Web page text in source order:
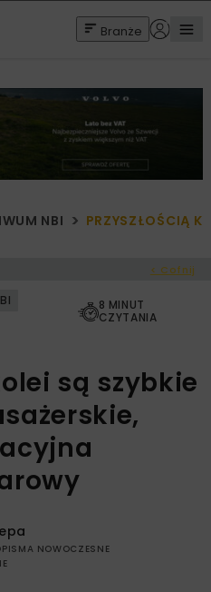
Branże
NBI PRZYSZŁOŚCIĄ
< Cofnij
8 MINUT
CZYTANIA
są szybkie
NOWOCZESNE